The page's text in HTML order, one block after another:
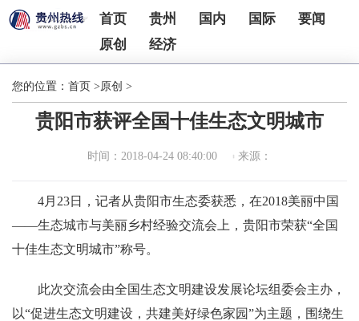
首页 贵州 国内 国际
要闻
原创
经济
您的位置： 首页 >原创 >
贵阳市获评全国十佳生态文明城市
时间：2018-04-24 08:40:00 来源：
4月23日，记者从贵阳市生态委获悉，在2018美丽中国
——生态城市与美丽乡村经验交流会上，贵阳市荣获“全国
十佳生态文明城市”称号。
此次交流会由全国生态文明建设发展论坛组委会主办，
以“促进生态文明建设，共建美好绿色家园”为主题，围绕生